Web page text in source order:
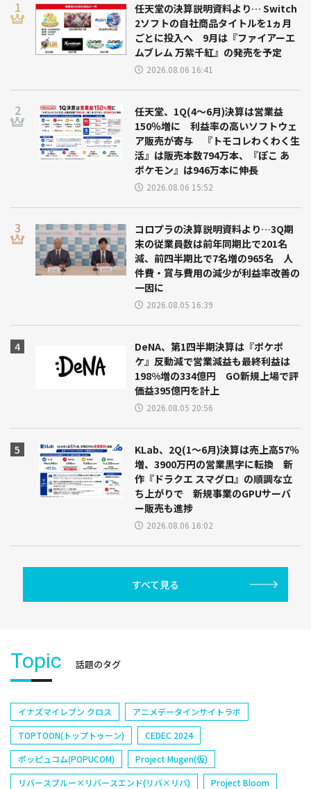
任天堂の決算説明資料より… Switch
2ソフトの自社商品タイトルを1ヵ月
ごとに投入へ 9月は『ファイアーエ
ムブレム 万紫千紅』の発売を予定
2026.08.06 16:41
任天堂、1Q(4～6月)決算は営業益
150％増に 利益率の高いソフトウェ
ア販売が寄与 『トモコレわくわく生
活』は販売本数794万本、『ぽこ あ
ポケモン』は946万本に伸長
2026.08.06 15:52
コロプラの決算説明資料より…3Q期
末の従業員数は前年同期比で201名
減、前四半期比で7名増の965名 人
件費・賞与費用の減少が利益率改善の
一因に
2026.08.05 16:39
DeNA、第1四半期決算は『ポケポ
ケ』反動減で営業減益も最終利益は
198%増の334億円 GO新規上場で評
価益395億円を計上
2026.08.05 20:56
KLab、2Q(1～6月)決算は売上高57％
増、3900万円の営業黒字に転換 新
作『ドラクエ スマグロ』の順調な立
ち上がりで 新規事業のGPUサーバ
ー販売も進捗
2026.08.06 16:02
すべて見る
Topic 話題のタグ
イナズマイレブン クロス
アニメデータインサイトラボ
TOPTOON(トップトゥーン)
CEDEC 2024
ポッピュコム(POPUCOM)
Project Mugen(仮)
リバースブルー×リバースエンド(リバ×リバ)
Project Bloom